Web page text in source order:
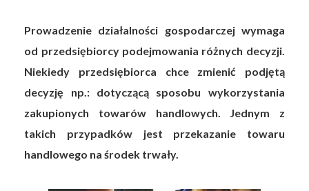
Prowadzenie działalności gospodarczej wymaga
od przedsiębiorcy podejmowania różnych decyzji.
Niekiedy przedsiębiorca chce zmienić podjętą
decyzję np.: dotyczącą sposobu wykorzystania
zakupionych towarów handlowych. Jednym z
takich przypadków jest przekazanie towaru
handlowego na środek trwały.